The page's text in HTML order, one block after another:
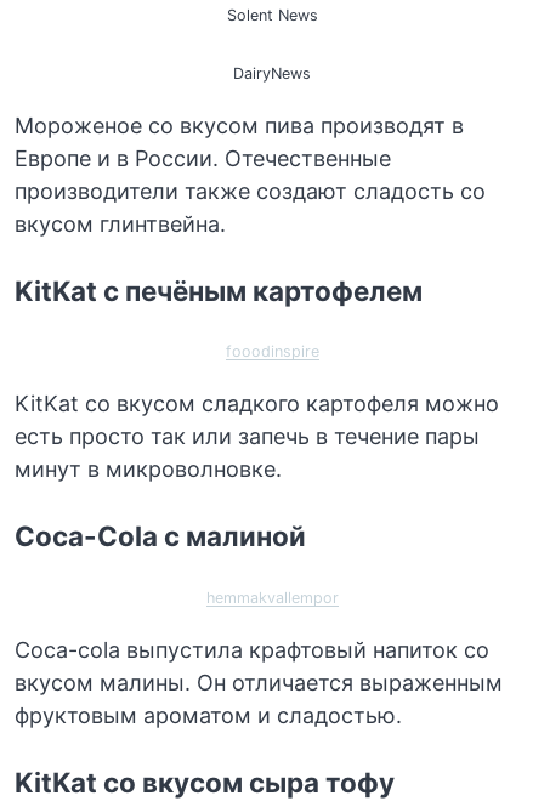
Solent News
DairyNews
Мороженое со вкусом пива производят в
Европе и в России. Отечественные
производители также создают сладость со
вкусом глинтвейна.
KitKat с печёным картофелем
fooodinspire
KitKat со вкусом сладкого картофеля можно
есть просто так или запечь в течение пары
минут в микроволновке.
Coca-Cola с малиной
hemmakvallempor
Coca-cola выпустила крафтовый напиток со
вкусом малины. Он отличается выраженным
фруктовым ароматом и сладостью.
KitKat со вкусом сыра тофу